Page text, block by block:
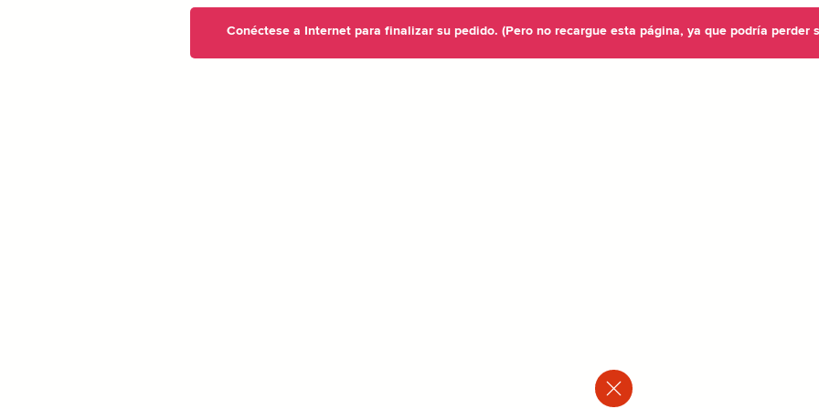
Conéctese a Internet para finalizar su pedido. (Pero no recargue esta página, ya que podría perder